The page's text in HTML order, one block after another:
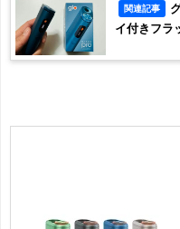
関連記事
イ付きフラ